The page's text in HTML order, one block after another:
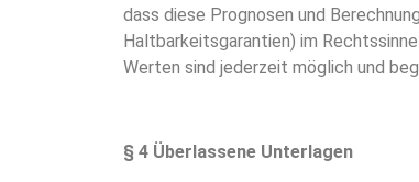
dass diese Prognosen und
Haltbarkeitsgarantien) im
Werten sind jederzeit möglich und
§ 4 Überlassene Unterlagen